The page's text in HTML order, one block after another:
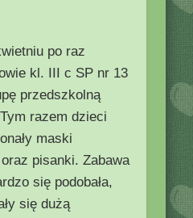
po raz
kl. III c SP nr 13
przedszkolną
Tym razem dzieci
maski
oraz pisanki. Zabawa
się podobała,
się dużą